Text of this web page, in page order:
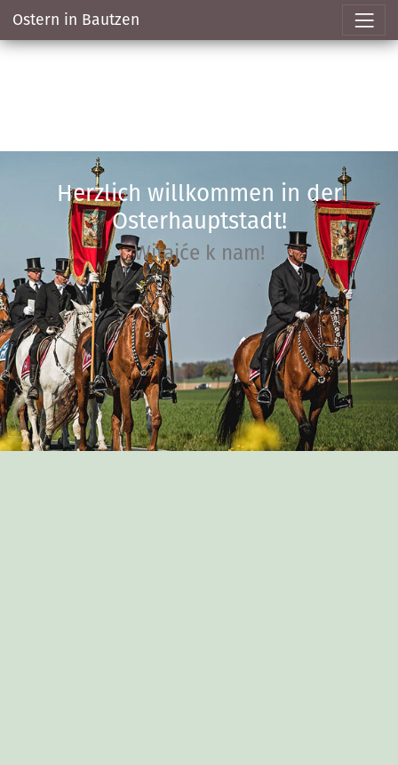
Ostern in Bautzen
Herzlich willkommen in der
Osterhauptstadt!
Witajće k nam!